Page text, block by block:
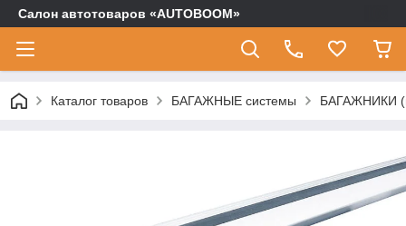
Салон автотоваров «AUTOBOOM»
Каталог товаров БАГАЖНЫЕ системы БАГАЖНИКИ